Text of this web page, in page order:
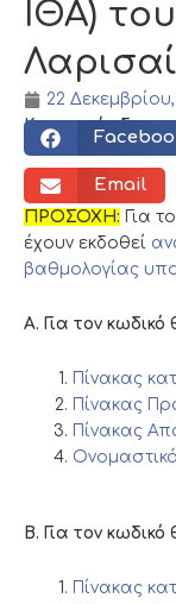
ΙΘΑ)
22
Κοινωνικός
Email
ΠΡΟΣΟΧΗ: Για
έχουν εκδοθεί
βαθμολογίας
Α. Για τον
Πίνακας
Πίνακας
Πίνακας
Β. Για τον
Πίνακας